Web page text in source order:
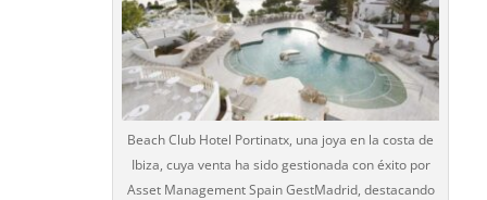
Beach Club Hotel Portinatx, una joya en la costa de
Ibiza, cuya venta ha sido gestionada con éxito por
Asset Management Spain GestMadrid, destacando